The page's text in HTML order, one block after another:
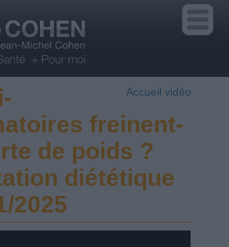
Accueil vidéo
freinent-
de poids ?
diététique
2025